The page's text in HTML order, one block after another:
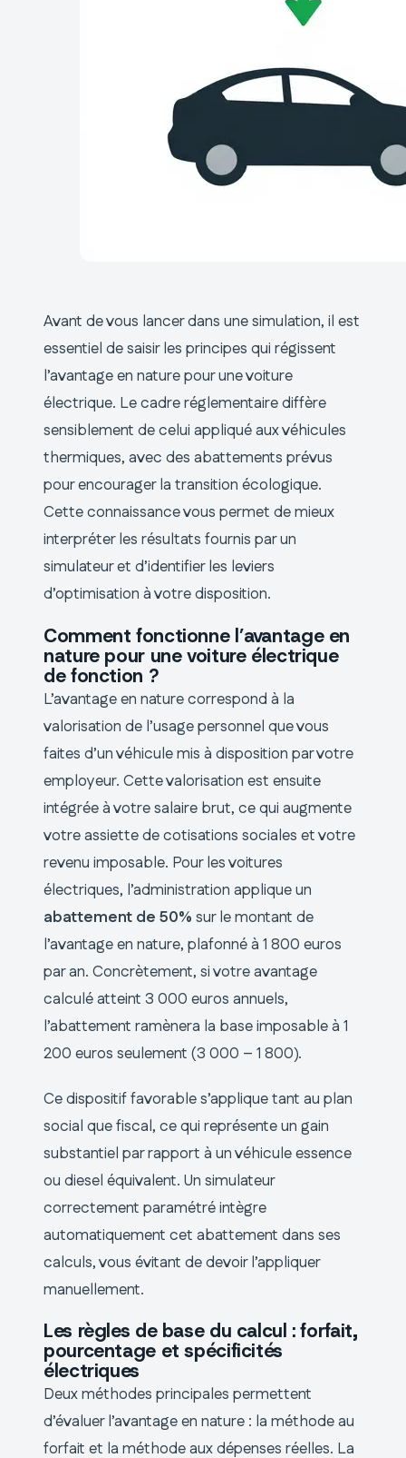
Avant de vous lancer dans une simulation, il est
essentiel de saisir les principes qui régissent
l’avantage en nature pour une voiture
électrique. Le cadre réglementaire diffère
sensiblement de celui appliqué aux véhicules
thermiques, avec des abattements prévus
pour encourager la transition écologique.
Cette connaissance vous permet de mieux
interpréter les résultats fournis par un
simulateur et d’identifier les leviers
d’optimisation à votre disposition.
Comment fonctionne l’avantage en
nature pour une voiture électrique
de fonction ?
L’avantage en nature correspond à la
valorisation de l’usage personnel que vous
faites d’un véhicule mis à disposition par votre
employeur. Cette valorisation est ensuite
intégrée à votre salaire brut, ce qui augmente
votre assiette de cotisations sociales et votre
revenu imposable. Pour les voitures
électriques, l’administration applique un
abattement de 50% sur le montant de
l’avantage en nature, plafonné à 1 800 euros
par an. Concrètement, si votre avantage
calculé atteint 3 000 euros annuels,
l’abattement ramènera la base imposable à 1
200 euros seulement (3 000 – 1 800).
Ce dispositif favorable s’applique tant au plan
social que fiscal, ce qui représente un gain
substantiel par rapport à un véhicule essence
ou diesel équivalent. Un simulateur
correctement paramétré intègre
automatiquement cet abattement dans ses
calculs, vous évitant de devoir l’appliquer
manuellement.
Les règles de base du calcul : forfait,
pourcentage et spécificités
électriques
Deux méthodes principales permettent
d’évaluer l’avantage en nature : la méthode au
forfait et la méthode aux dépenses réelles. La